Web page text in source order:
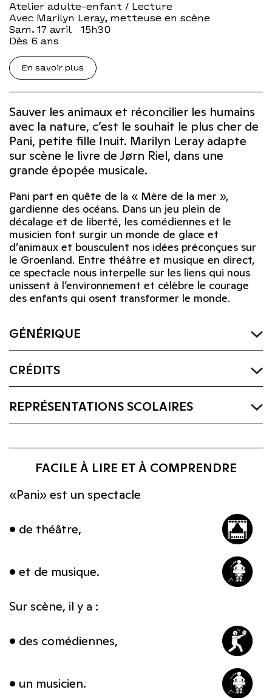
Atelier adulte-enfant / Lecture
Avec Marilyn Leray, metteuse en scène
sam. 17 avril 15h30
Dès 6 ans
En savoir plus
Sauver les animaux et réconcilier les humains
avec la nature, c’est le souhait le plus cher de
Pani, petite fille Inuit. Marilyn Leray adapte
sur scène le livre de Jørn Riel, dans une
grande épopée musicale.
Pani part en quête de la « Mère de la mer »,
gardienne des océans. Dans un jeu plein de
décalage et de liberté, les comédiennes et le
musicien font surgir un monde de glace et
d’animaux et bousculent nos idées préconçues sur
le Groenland. Entre théâtre et musique en direct,
ce spectacle nous interpelle sur les liens qui nous
unissent à l’environnement et célèbre le courage
des enfants qui osent transformer le monde.
GÉNÉRIQUE
CRÉDITS
REPRÉSENTATIONS SCOLAIRES
FACILE À LIRE ET À COMPRENDRE
«Pani» est un spectacle
• de théâtre,
• et de musique.
Sur scène, il y a :
• des comédiennes,
• un musicien.